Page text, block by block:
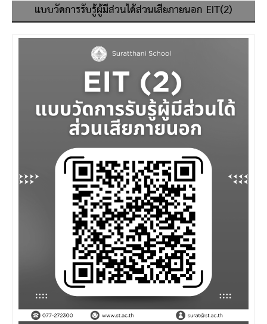
แบบวัดการรับรู้ผู้มีส่วนได้ส่วนเสียภายนอก EIT(2)